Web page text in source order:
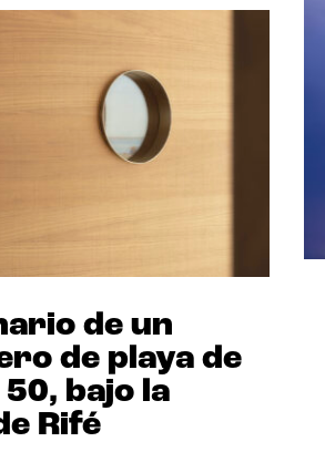
de un
de playa de
bajo la
Rifé